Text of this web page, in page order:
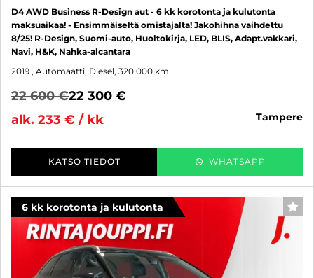
D4 AWD Business R-Design aut - 6 kk korotonta ja kulutonta
maksuaikaa! - Ensimmäiseltä omistajalta! Jakohihna vaihdettu
8/25! R-Design, Suomi-auto, Huoltokirja, LED, BLIS, Adapt.vakkari,
Navi, H&K, Nahka-alcantara
2019 , Automaatti, Diesel, 320 000 km
22 600 €22 300 €
alk. 233 € / kk
tampere
KATSO TIEDOT WHATSAPP
6 kk korotonta ja kulutonta